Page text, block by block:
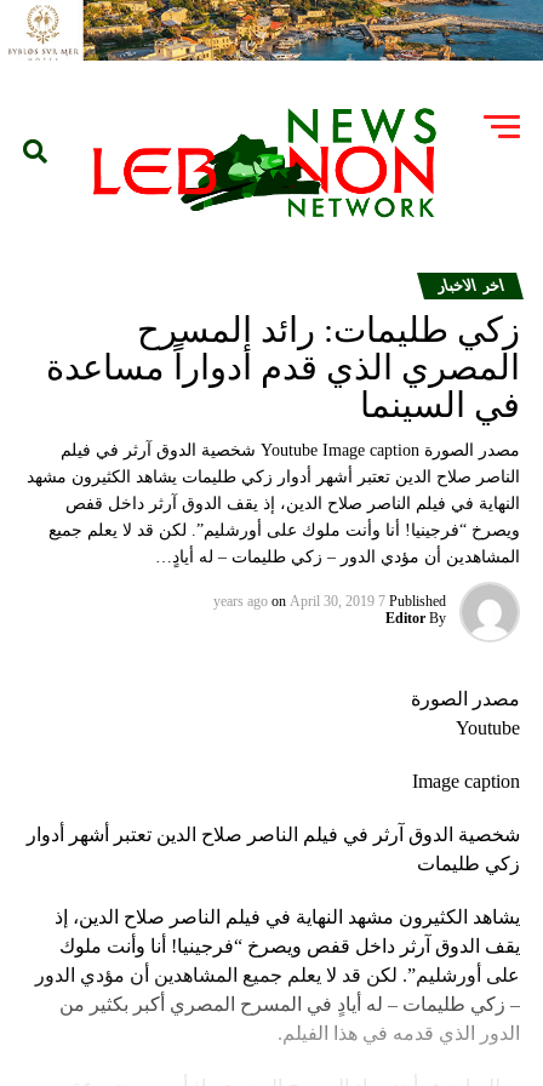
اخر الاخبار
زكي طليمات: رائد المسرح
المصري الذي قدم أدواراً مساعدة
في السينما
مصدر الصورة Youtube Image caption شخصية الدوق آرثر في فيلم
الناصر صلاح الدين تعتبر أشهر أدوار زكي طليمات يشاهد الكثيرون مشهد
النهاية في فيلم الناصر صلاح الدين، إذ يقف الدوق آرثر داخل قفص
ويصرخ “فرجينيا! أنا وأنت ملوك على أورشليم”. لكن قد لا يعلم جميع
المشاهدين أن مؤدي الدور – زكي طليمات – له أيادٍ…
Published
7 years ago
on April 30, 2019
By
Editor
مصدر الصورة
Youtube
Image caption
شخصية الدوق آرثر في فيلم الناصر صلاح الدين تعتبر أشهر أدوار
زكي طليمات
يشاهد الكثيرون مشهد النهاية في فيلم الناصر صلاح الدين، إذ
يقف الدوق آرثر داخل قفص ويصرخ “فرجينيا! أنا وأنت ملوك
على أورشليم”. لكن قد لا يعلم جميع المشاهدين أن مؤدي الدور
– زكي طليمات – له أيادٍ في المسرح المصري أكبر بكثير من
الدور الذي قدمه في هذا الفيلم.